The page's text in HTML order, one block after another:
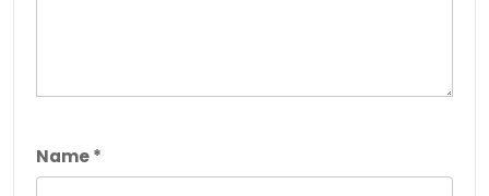
Name*